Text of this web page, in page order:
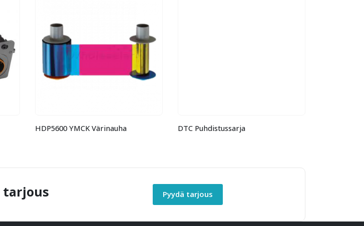
HDP5600 YMCK Värinauha DTC Puhdistussarja
tarjous Pyydä tarjous